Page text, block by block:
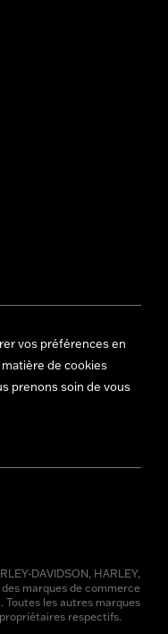
vos préférences en
matière de cookies
prenons soin de vous
DAVIDSON, HARLEY,
marques de commerce
Toutes les autres marques
respectifs.